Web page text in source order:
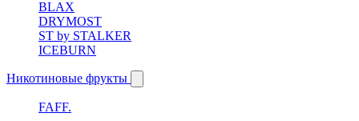
BLAX
DRYMOST
ST by STALKER
ICEBURN
Никотиновые фрукты
FAFF.